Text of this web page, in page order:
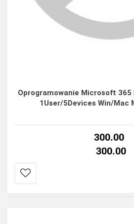
Oprogramowanie Microsoft 365
1User/5Devices Win/Mac
300.00
300.00
Do